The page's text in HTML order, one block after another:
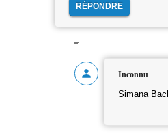
RÉPONDRE
Inconnu
Simana